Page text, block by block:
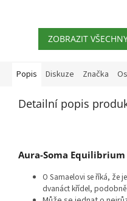
maličkostí...
ZOBRAZIT
Popis Diskuze Značka
Detailní popis
Aura-Soma
O Samaelovi se říká, že
dvanáct křídel,